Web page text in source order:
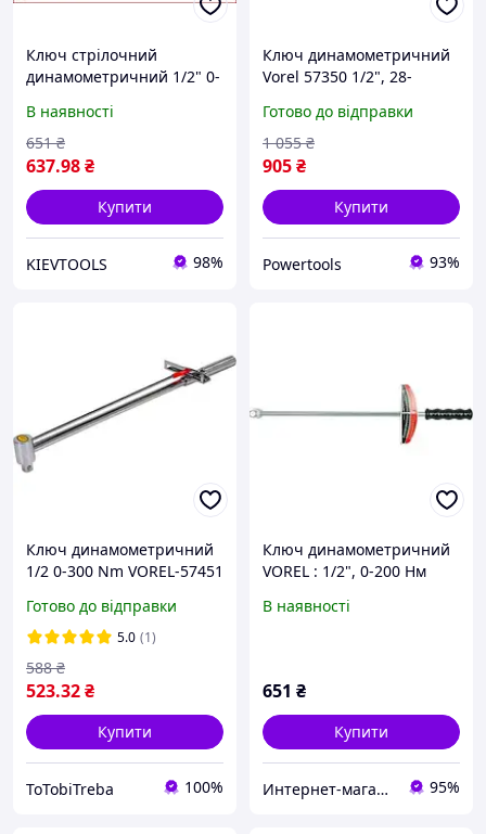
Ключ стрілочний
динамометричний 1/2" 0-
В наявності
637.98₴
651 ₴
Купити
KIEVTOOLS 98%
Ключ динамометричний
Vorel 57350 1/2", 28-
Готово до відправки
905₴
1 055 ₴
Купити
Powertools 93%
Ключ динамометричний
1/2 0-300 Nm VOREL-57451
Готово до відправки
5.0 (1)
523.32₴
588 ₴
Купити
ToTobiTreba 100%
Ключ динамометричний
VOREL : 1/2", 0-200 Нм
В наявності
651 ₴
Купити
Интернет-магазин "RADIOMART" 95%